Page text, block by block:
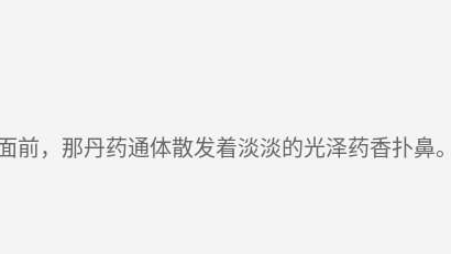
，那丹药通体散发着淡淡的光泽药香扑鼻